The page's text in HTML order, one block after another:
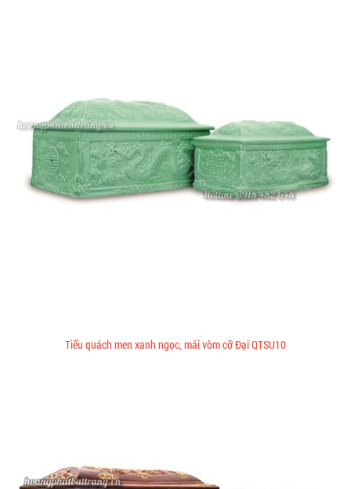
Tiểu quách men xanh ngọc, mái vòm cỡ Đại QTSU10